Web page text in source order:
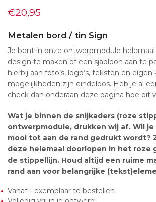
€20,95
Metalen bord / tin Sign
Je bent in onze ontwerpmodule
design te maken of een sjabloon aan te
hierbij aan foto’s, logo’s, teksten en eigen
mogelijkheden zijn eindeloos. Heb je al
check dan onderaan deze pagina hoe dit
Wat je binnen de snijkaders (roze
ontwerpmodule, drukken wij af. Wil
mooi tot aan de rand gedrukt wordt?
deze helemaal doorlopen in het roze
de stippellijn. Houd altijd een ruime
rand aan voor belangrijke
Vanaf 1 exemplaar te bestellen